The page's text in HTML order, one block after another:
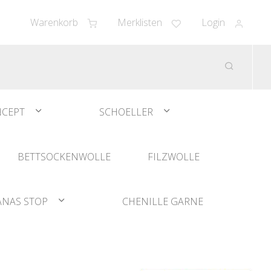
Warenkorb Merklisten Login
SCHOELLER
BETTSOCKENWOLLE FILZWOLLE
STOP CHENILLE GARNE